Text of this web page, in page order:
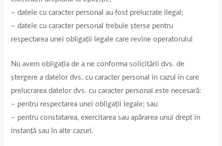
– datele cu caracter personal au fost prelucrate ilegal;
– datele cu caracter personal trebuie șterse pentru
respectarea unei obligații legale care revine operatorului
Nu avem obligația de a ne conforma solicitării dvs. de
ștergere a datelor dvs. cu caracter personal în cazul în care
prelucrarea datelor dvs. cu caracter personal este necesară:
– pentru respectarea unei obligații legale; sau
– pentru constatarea, exercitarea sau apărarea unui drept în
instanță sau în alte cazuri.